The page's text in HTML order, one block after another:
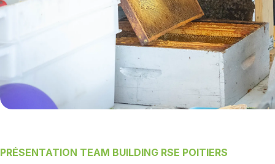
PRÉSENTATION TEAM BUILDING RSE POITIERS